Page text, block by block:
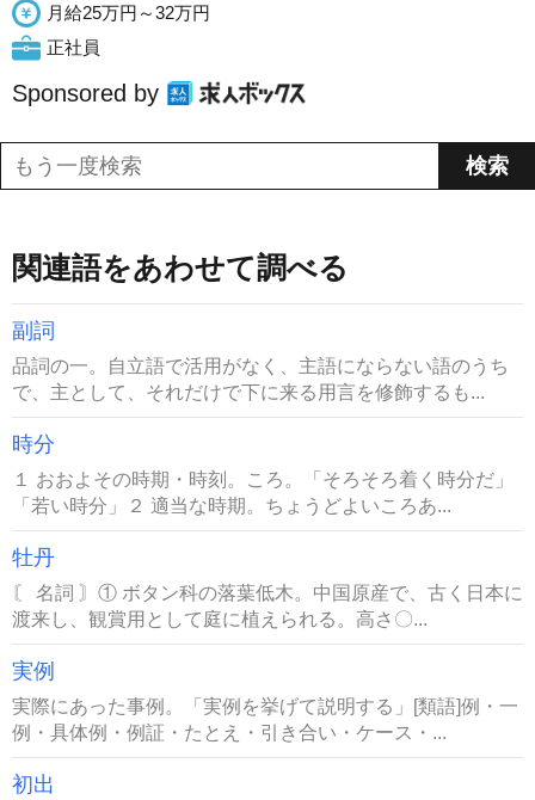
月給25万円～32万円
正社員
Sponsored by
関連語をあわせて調べる
副詞
品詞の一。自立語で活用がなく、主語にならない語のうち
で、主として、それだけで下に来る用言を修飾するも...
時分
１ おおよその時期・時刻。ころ。「そろそろ着く時分だ」
「若い時分」２ 適当な時期。ちょうどよいころあ...
牡丹
〘 名詞 〙① ボタン科の落葉低木。中国原産で、古く日本に
渡来し、観賞用として庭に植えられる。高さ〇...
実例
実際にあった事例。「実例を挙げて説明する」[類語]例・一
例・具体例・例証・たとえ・引き合い・ケース・...
初出